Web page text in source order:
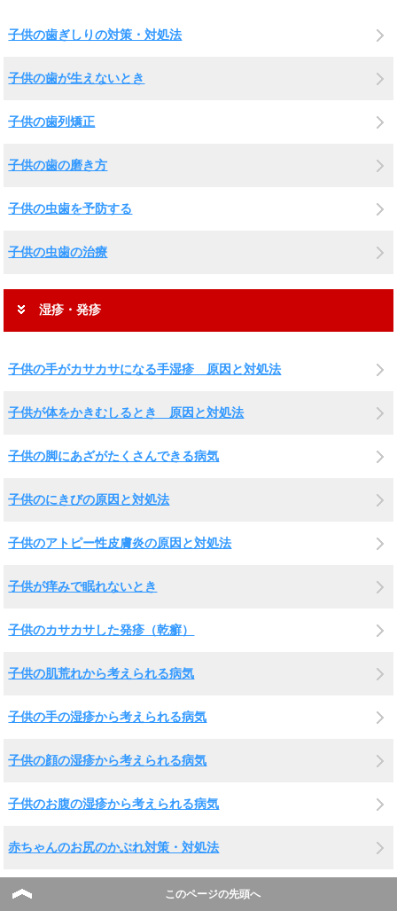
子供の歯ぎしりの対策・対処法
子供の歯が生えないとき
子供の歯列矯正
子供の歯の磨き方
子供の虫歯を予防する
子供の虫歯の治療
湿疹・発疹
子供の手がカサカサになる手湿疹 原因と対処法
子供が体をかきむしるとき 原因と対処法
子供の脚にあざがたくさんできる病気
子供のにきびの原因と対処法
子供のアトピー性皮膚炎の原因と対処法
子供が痒みで眠れないとき
子供のカサカサした発疹（乾癬）
子供の肌荒れから考えられる病気
子供の手の湿疹から考えられる病気
子供の顔の湿疹から考えられる病気
子供のお腹の湿疹から考えられる病気
赤ちゃんのお尻のかぶれ対策・対処法
子供のイボ このページの先頭へ